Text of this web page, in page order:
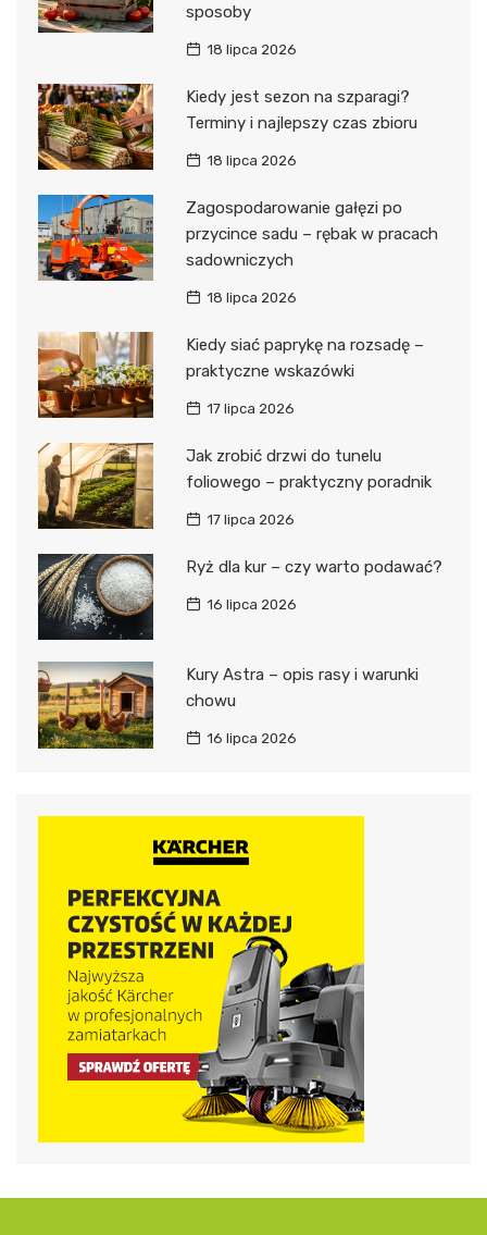
sposoby
18 lipca 2026
Kiedy jest sezon na szparagi?
Terminy i najlepszy czas zbioru
18 lipca 2026
Zagospodarowanie gałęzi po
przycince sadu – rębak w pracach
sadowniczych
18 lipca 2026
Kiedy siać paprykę na rozsadę –
praktyczne wskazówki
17 lipca 2026
Jak zrobić drzwi do tunelu
foliowego – praktyczny poradnik
17 lipca 2026
Ryż dla kur – czy warto podawać?
16 lipca 2026
Kury Astra – opis rasy i warunki
chowu
16 lipca 2026